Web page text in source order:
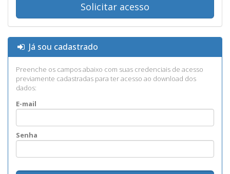
Solicitar acesso
Já sou cadastrado
Preenche os campos abaixo com suas credenciais de acesso
previamente cadastradas para ter acesso ao download dos
dados:
E-mail
Senha